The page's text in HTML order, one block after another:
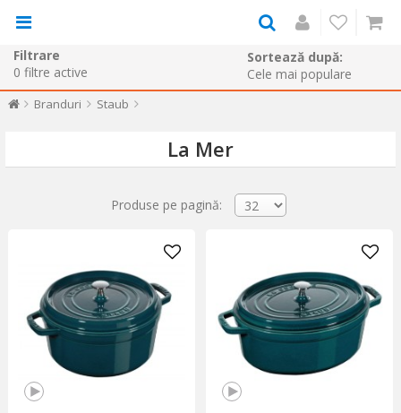
Filtrare
0 filtre active
Sortează după:
Branduri Staub
La Mer
Produse pe pagină: